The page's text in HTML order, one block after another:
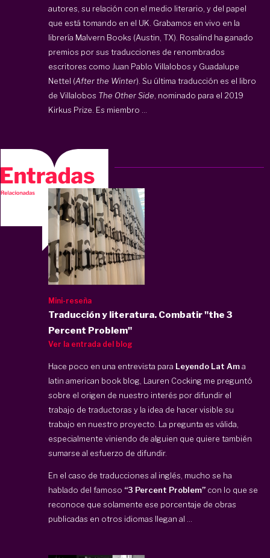
autores, su relación con el medio literario, y del papel
que está tomando en el UK. Grabamos en vivo en la
librería Malvern Books (Austin, TX). Rosalind ha ganado
premios por sus traducciones de renombrados
escritores como Juan Pablo Villalobos y Guadalupe
Nettel (After the Winter). Su última traducción es el libro
de Villalobos The Other Side , nominado para el 2019
Kirkus Prize . Es miembro ...
Mini-reseña
Traducción y literatura. Combatir "the 3
Percent Problem"
Ver la entrada del blog
Hace poco en una entrevista para Leyendo Lat Ama
latin american book blog, Lauren Cocking me preguntó
sobre el origen de nuestro interés por difundir el
trabajo de traductoras y la idea de hacer visible su
trabajo en nuestro proyecto. La pregunta es válida,
especialmente viniendo de alguien que quiere también
sumarse al esfuerzo de difundir.
En el caso de traducciones al inglés, mucho se ha
hablado del famoso “3 Percent Problem” con lo que se
reconoce que solamente ese porcentaje de obras
publicadas en otros idiomas llegan al ...